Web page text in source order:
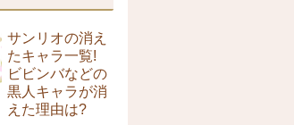
サンリオの消え
たキャラ一覧!
ビビンバなどの
黒人キャラが消
えた理由は?